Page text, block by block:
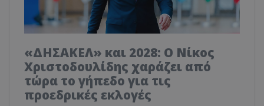
«ΔΗΣΑΚΕΛ» και 2028: Ο Νίκος
Χριστοδουλίδης χαράζει από
τώρα το γήπεδο για τις
προεδρικές εκλογές